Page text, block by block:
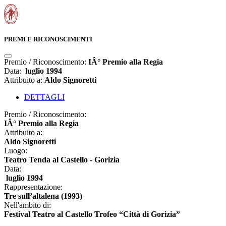
PREMI E RICONOSCIMENTI
Premio / Riconoscimento: IÂ° Premio alla Regia
Data: luglio 1994
Attribuito a: Aldo Signoretti
DETTAGLI
Premio / Riconoscimento:
IÂ° Premio alla Regia
Attribuito a:
Aldo Signoretti
Luogo:
Teatro Tenda al Castello - Gorizia
Data:
luglio 1994
Rappresentazione:
Tre sull’altalena (1993)
Nell'ambito di:
Festival Teatro al Castello Trofeo “Città di Gorizia”